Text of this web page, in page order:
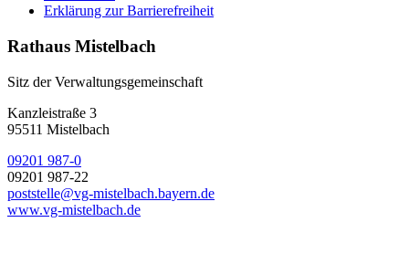
Erklärung zur Barrierefreiheit
Rathaus Mistelbach
Sitz der Verwaltungsgemeinschaft
Kanzleistraße 3
95511 Mistelbach
09201 987-0
09201 987-22
poststelle@vg-mistelbach.bayern.de
www.vg-mistelbach.de